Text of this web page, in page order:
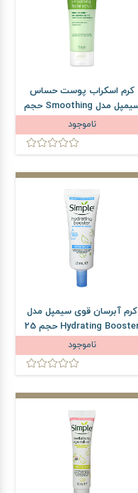
کرم اسکراب پوست حساس
سیمپل مدل Smoothing حجم
75 میلی لیترناموجود
کرم آبرسان قوی سیمپل مدل
Hydrating Booster حجم 25
میلی لیتر
ناموجود